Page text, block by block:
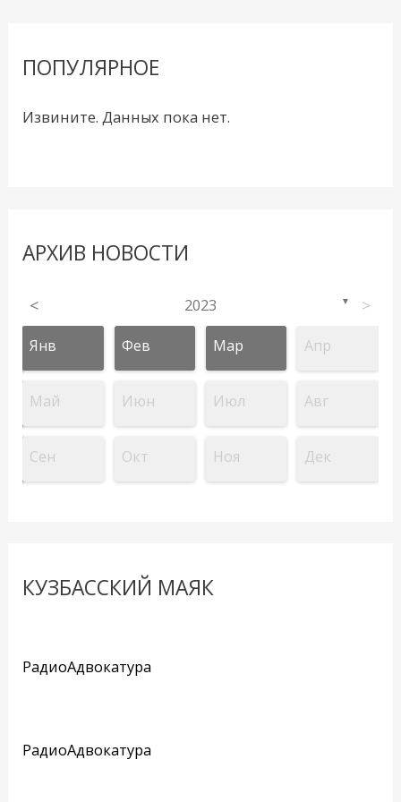
ПОПУЛЯРНОЕ
Извините. Данных пока нет.
АРХИВ НОВОСТИ
< 2023 ▼ >
Янв Фев Мар Апр
Май Июн Июл Авг
Сен Окт Ноя Дек
КУЗБАССКИЙ МАЯК
РадиоАдвокатура
РадиоАдвокатура